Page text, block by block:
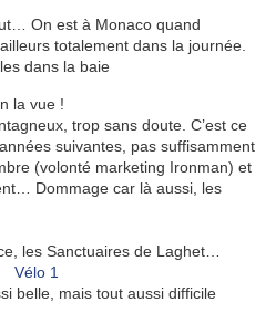
On est à Monaco quand
totalement dans la journée.
dans la baie
la vue !
trop sans doute. C’est ce
suivantes, pas suffisamment
(volonté marketing Ironman) et
Dommage car là aussi, les
les Sanctuaires de Laghet…
belle, mais tout aussi difficile